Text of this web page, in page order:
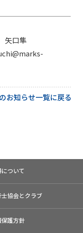
矢口隼
お知らせ一覧に戻る
ついて
協会とクラブ
護方針